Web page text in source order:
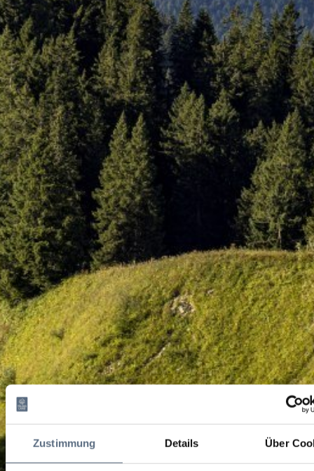
Zustimmung Details Über